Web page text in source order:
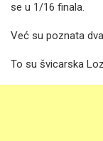
se u 1/16 finala.
Već su poznata
To su švicarska